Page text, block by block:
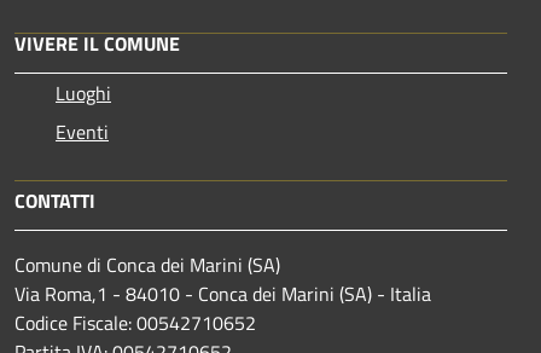
VIVERE IL COMUNE
Luoghi
Eventi
CONTATTI
Comune di Conca dei Marini (SA)
Via Roma,1 - 84010 - Conca dei Marini (SA) - Italia
Codice Fiscale: 00542710652